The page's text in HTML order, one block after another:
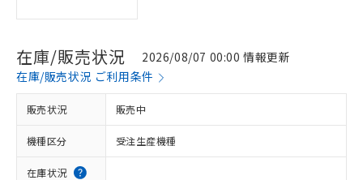
在庫/販売状況
2026/08/07 00:00 情報更新
在庫/販売状況 ご利用条件
販売状況 販売中
機種区分 受注生産機種
在庫状況